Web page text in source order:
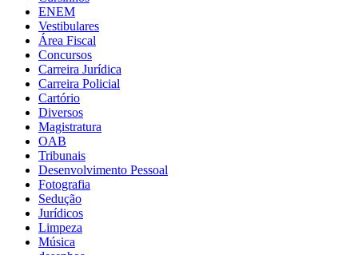
ENEM
Vestibulares
Área Fiscal
Concursos
Carreira Jurídica
Carreira Policial
Cartório
Diversos
Magistratura
OAB
Tribunais
Desenvolvimento Pessoal
Fotografia
Sedução
Jurídicos
Limpeza
Música